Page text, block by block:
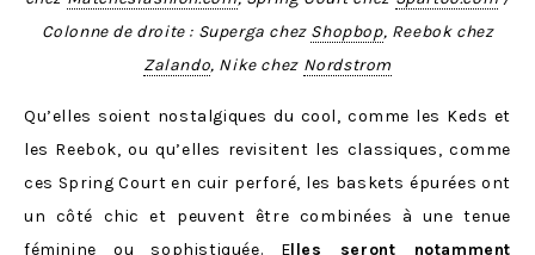
Colonne de droite : Superga chez Shopbop, Reebok chez
Zalando, Nike chez Nordstrom
Qu’elles soient nostalgiques du cool, comme les Keds et
les Reebok, ou qu’elles revisitent les classiques, comme
ces Spring Court en cuir perforé, les baskets épurées ont
un côté chic et peuvent être combinées à une tenue
féminine ou sophistiquée. Elles seront notamment